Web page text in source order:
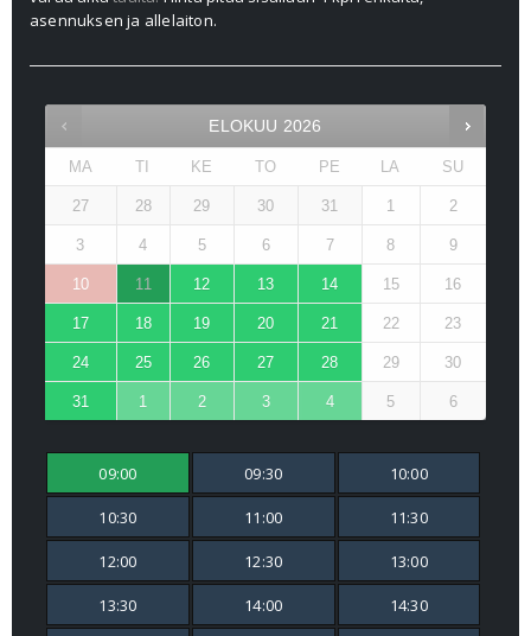
asennuksen ja allelaiton.
ELOKUU 2026
MA TI KE TO PE LA SU
27 28 29 30 31 1 2
3 4 5 6 7 8 9
10 11 12 13 14 15 16
17 18 19 20 21 22 23
24 25 26 27 28 29 30
31 1 2 3 4 5 6
09:00 09:30 10:00
10:30 11:00 11:30
12:00 12:30 13:00
13:30 14:00 14:30